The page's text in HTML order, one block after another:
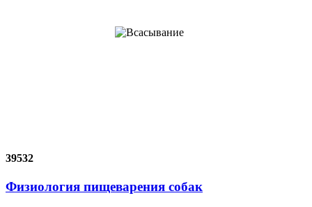
39532
Физиология пищеварения собак